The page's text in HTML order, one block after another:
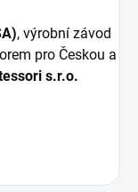
, výrobní závod
pro Českou a
s.r.o.